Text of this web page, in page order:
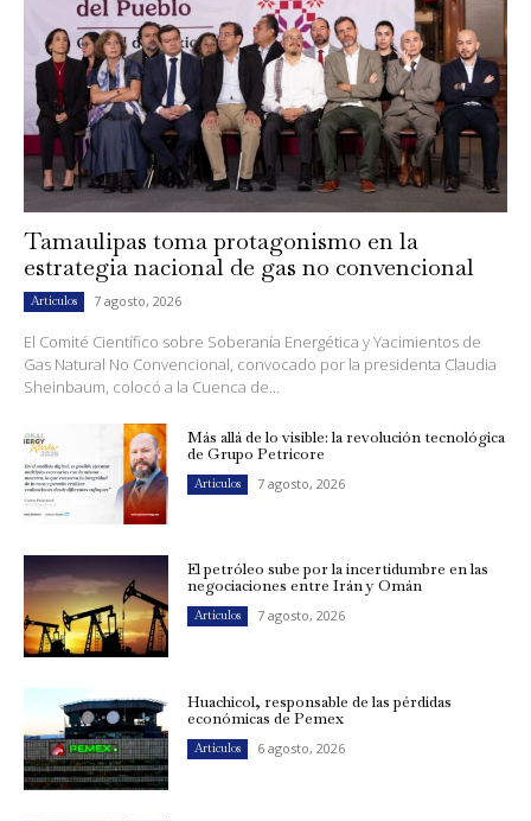
Tamaulipas toma protagonismo en la
estrategia nacional de gas no convencional
Artículos 7 agosto, 2026
El Comité Científico sobre Soberanía Energética y Yacimientos de
Gas Natural No Convencional, convocado por la presidenta Claudia
Sheinbaum, colocó a la Cuenca de...
Más allá de lo visible: la revolución tecnológica
de Grupo Petricore
Artículos 7 agosto, 2026
El petróleo sube por la incertidumbre en las
negociaciones entre Irán y Omán
Artículos 7 agosto, 2026
Huachicol, responsable de las pérdidas
económicas de Pemex
Artículos 6 agosto, 2026